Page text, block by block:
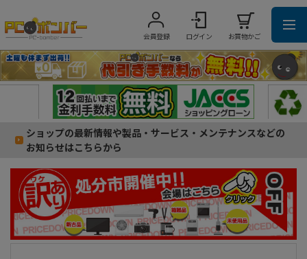
会員登録 ログイン お買物かご
ショップの最新情報や製品・サービス・メンテナンスなどの
お知らせはこちらから